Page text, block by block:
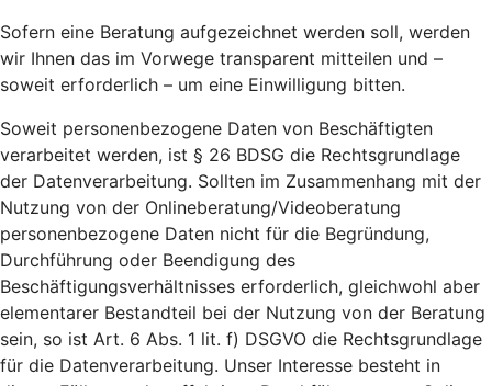
Sofern eine Beratung aufgezeichnet werden soll, werden
wir Ihnen das im Vorwege transparent mitteilen und –
soweit erforderlich – um eine Einwilligung bitten.
Soweit personenbezogene Daten von Beschäftigten
verarbeitet werden, ist § 26 BDSG die Rechtsgrundlage
der Datenverarbeitung. Sollten im Zusammenhang mit der
Nutzung von der Onlineberatung/Videoberatung
personenbezogene Daten nicht für die Begründung,
Durchführung oder Beendigung des
Beschäftigungsverhältnisses erforderlich, gleichwohl aber
elementarer Bestandteil bei der Nutzung von der Beratung
sein, so ist Art. 6 Abs. 1 lit. f) DSGVO die Rechtsgrundlage
für die Datenverarbeitung. Unser Interesse besteht in